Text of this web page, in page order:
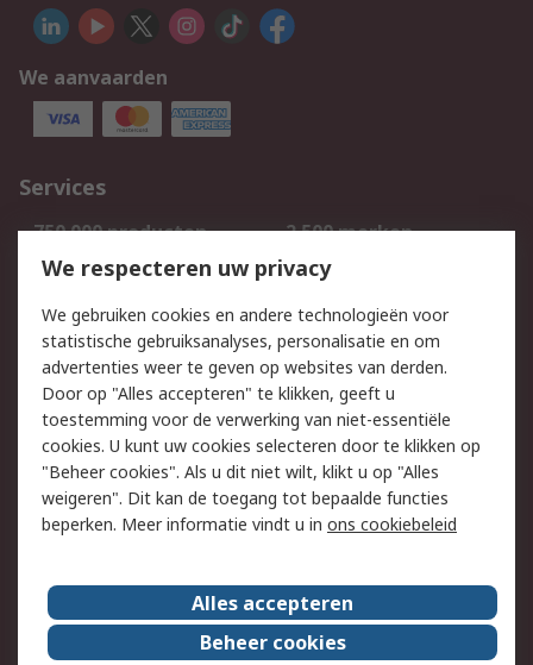
We aanvaarden
Services
750.000 producten
2.500 merken
Bestellen
Inkoopoplossingen
Track & Trace
Wettelijk
Cookiebeleid
Email veiligheid
Privacybeleid
Websitevoorwaarden
Algemene
verkoopvoorwaarden
Over RS
RS Group
Over ons
We respecteren uw privacy
We gebruiken cookies en andere technologieën voor
statistische gebruiksanalyses, personalisatie en om
advertenties weer te geven op websites van derden.
Door op "Alles accepteren" te klikken, geeft u
toestemming voor de verwerking van niet-essentiële
cookies. U kunt uw cookies selecteren door te klikken op
"Beheer cookies". Als u dit niet wilt, klikt u op "Alles
weigeren". Dit kan de toegang tot bepaalde functies
beperken. Meer informatie vindt u in ons cookiebeleid
Alles accepteren
Beheer cookies